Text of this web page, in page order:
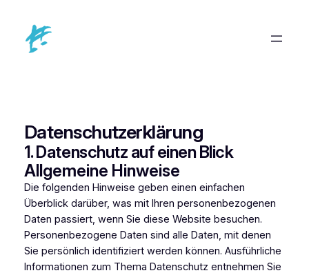
springen
Datenschutzerklärung
1. Datenschutz auf einen Blick
Allgemeine Hinweise
Die folgenden Hinweise geben einen einfachen
Überblick darüber, was mit Ihren personenbezogenen
Daten passiert, wenn Sie diese Website besuchen.
Personenbezogene Daten sind alle Daten, mit denen
Sie persönlich identifiziert werden können. Ausführliche
Informationen zum Thema Datenschutz entnehmen Sie